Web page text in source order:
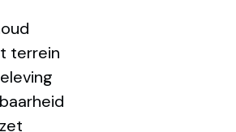
terrein